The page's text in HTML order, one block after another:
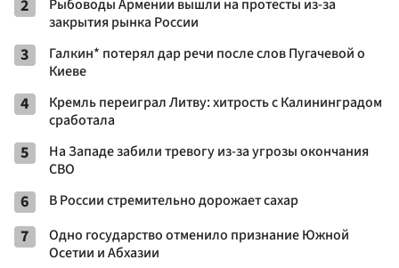
2
Рыбоводы Армении вышли на протесты из-за
закрытия рынка России
3
Галкин* потерял дар речи после слов Пугачевой о
Киеве
4
Кремль переиграл Литву: хитрость с Калининградом
сработала
5
На Западе забили тревогу из-за угрозы окончания
СВО
6 В России стремительно дорожает сахар
7
Одно государство отменило признание Южной
Осетии и Абхазии